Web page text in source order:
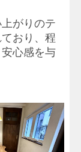
がりのテ
おり、程
心感を与